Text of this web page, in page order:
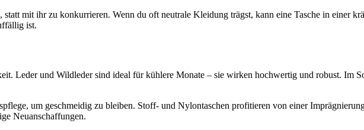
mit ihr zu konkurrieren. Wenn du oft neutrale Kleidung trägst, kann eine Tasche in einer
ist.
Leder und Wildleder sind ideal für kühlere Monate – sie wirken hochwertig und robust. Im
um geschmeidig zu bleiben. Stoff- und Nylontaschen profitieren von einer
Neuanschaffungen.